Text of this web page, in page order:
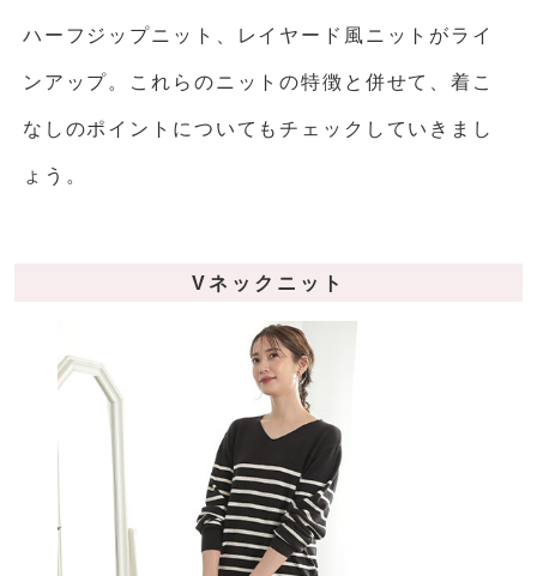
ハーフジップニット、レイヤード風ニットがライ
ンアップ。これらのニットの特徴と併せて、着こ
なしのポイントについてもチェックしていきまし
ょう。
Vネックニット